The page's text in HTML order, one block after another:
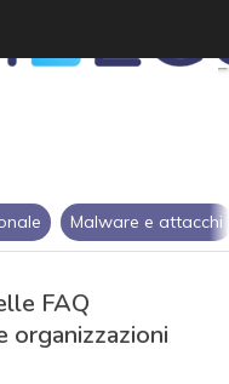
Malware e attacchi
FAQ
organizzazioni